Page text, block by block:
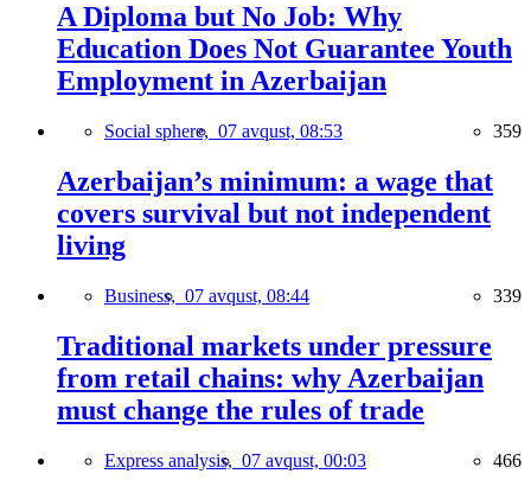
A Diploma but No Job: Why
Education Does Not Guarantee Youth
Employment in Azerbaijan
Social sphere, 07 avqust, 08:53 359
Azerbaijan’s minimum: a wage that
covers survival but not independent
living
Business, 07 avqust, 08:44 339
Traditional markets under pressure
from retail chains: why Azerbaijan
must change the rules of trade
Express analysis, 07 avqust, 00:03 466